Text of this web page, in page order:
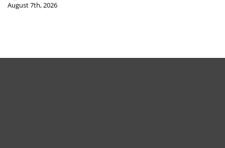
August 7th, 2026